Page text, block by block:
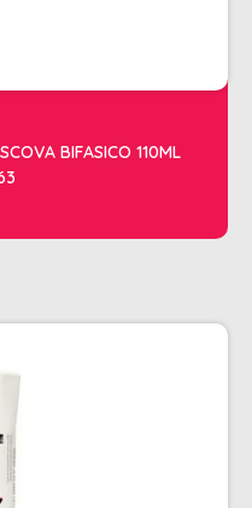
ENZIMÁTICO
MASCARAS
+ DESODORANTE
DE TINTURA
BIFASICO 110ML